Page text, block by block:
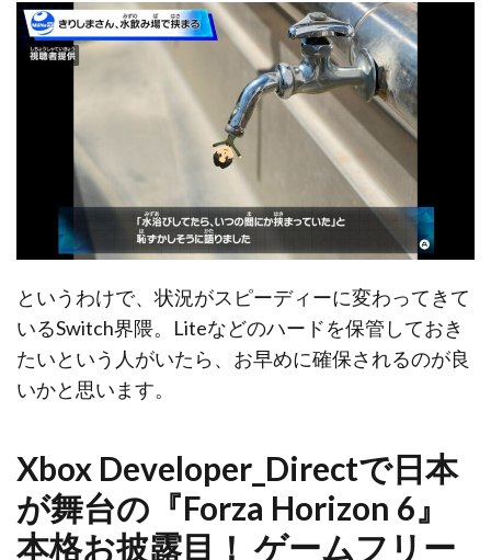
というわけで、状況がスピーディーに変わってきて
いるSwitch界隈。Liteなどのハードを保管しておき
たいという人がいたら、お早めに確保されるのが良
いかと思います。
Xbox Developer_Directで日本
が舞台の『Forza Horizon 6』
本格お披露目！ ゲームフリー